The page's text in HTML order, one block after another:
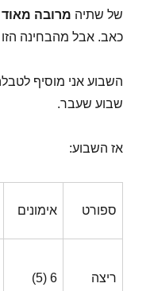
של שתיה מרובה מאוד
כאב. אבל מהבחינה הזו
השבוע אני מוסיף
שבוע שעבר.
אז השבוע:
ספורט אימונים
ריצה 6 (5)